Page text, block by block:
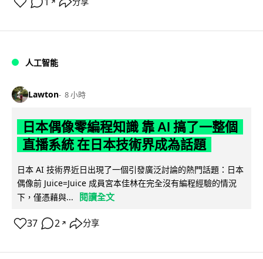
人工智能
Lawton 8 小時
日本偶像零編程知識 靠 AI 搞了一整個
直播系統 在日本技術界成為話題
日本 AI 技術界近日出現了一個引發廣泛討論的熱門話題：日本
偶像前 Juice=Juice 成員宮本佳林在完全沒有編程經驗的情況
下，僅憑藉與...
閱讀全文
37 2 ↗ 分享